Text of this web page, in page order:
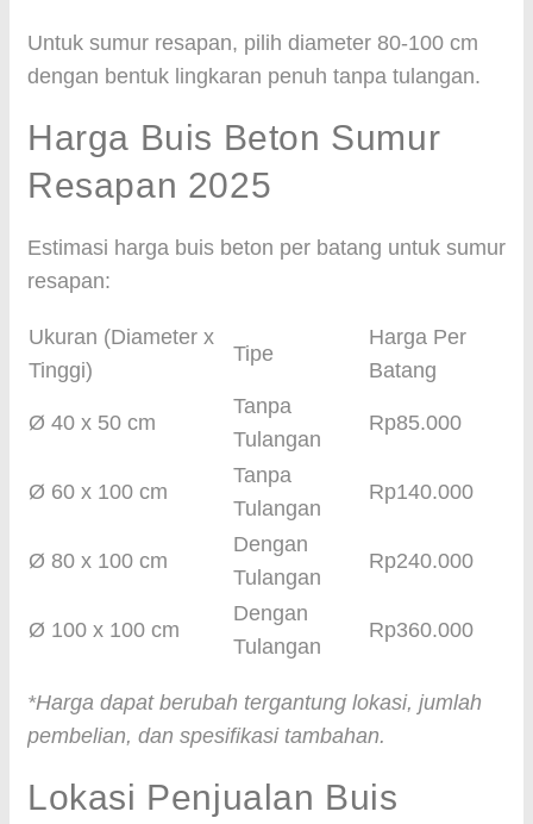
Untuk sumur resapan, pilih diameter 80-100 cm
dengan bentuk lingkaran penuh tanpa tulangan.
Harga Buis Beton Sumur
Resapan 2025
Estimasi harga buis beton per batang untuk sumur
resapan:
Ukuran (Diameter x
Tinggi)
Tipe
Harga Per
Batang
Ø 40 x 50 cm
Tanpa
Tulangan
Rp85.000
Ø 60 x 100 cm
Tanpa
Tulangan
Rp140.000
Ø 80 x 100 cm
Dengan
Tulangan
Rp240.000
Ø 100 x 100 cm
Dengan
Tulangan
Rp360.000
*Harga dapat berubah tergantung lokasi, jumlah
pembelian, dan spesifikasi tambahan.
Lokasi Penjualan Buis